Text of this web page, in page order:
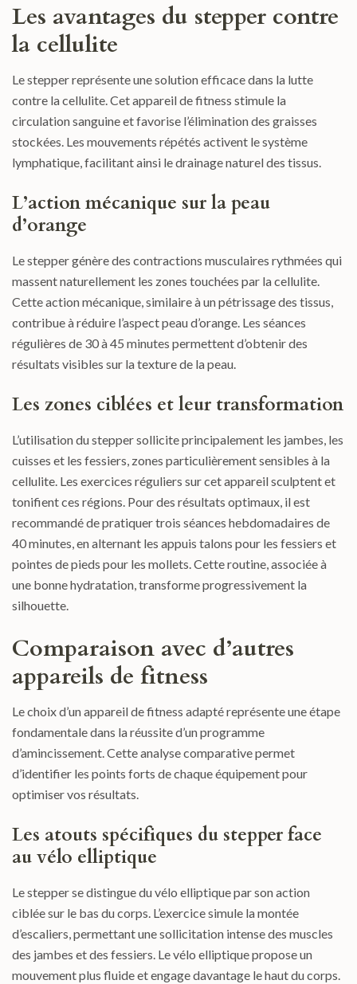
Les avantages du stepper contre
la cellulite
Le stepper représente une solution efficace dans la lutte
contre la cellulite. Cet appareil de fitness stimule la
circulation sanguine et favorise l’élimination des graisses
stockées. Les mouvements répétés activent le système
lymphatique, facilitant ainsi le drainage naturel des tissus.
L’action mécanique sur la peau
d’orange
Le stepper génère des contractions musculaires rythmées qui
massent naturellement les zones touchées par la cellulite.
Cette action mécanique, similaire à un pétrissage des tissus,
contribue à réduire l’aspect peau d’orange. Les séances
régulières de 30 à 45 minutes permettent d’obtenir des
résultats visibles sur la texture de la peau.
Les zones ciblées et leur transformation
L’utilisation du stepper sollicite principalement les jambes, les
cuisses et les fessiers, zones particulièrement sensibles à la
cellulite. Les exercices réguliers sur cet appareil sculptent et
tonifient ces régions. Pour des résultats optimaux, il est
recommandé de pratiquer trois séances hebdomadaires de
40 minutes, en alternant les appuis talons pour les fessiers et
pointes de pieds pour les mollets. Cette routine, associée à
une bonne hydratation, transforme progressivement la
silhouette.
Comparaison avec d’autres
appareils de fitness
Le choix d’un appareil de fitness adapté représente une étape
fondamentale dans la réussite d’un programme
d’amincissement. Cette analyse comparative permet
d’identifier les points forts de chaque équipement pour
optimiser vos résultats.
Les atouts spécifiques du stepper face
au vélo elliptique
Le stepper se distingue du vélo elliptique par son action
ciblée sur le bas du corps. L’exercice simule la montée
d’escaliers, permettant une sollicitation intense des muscles
des jambes et des fessiers. Le vélo elliptique propose un
mouvement plus fluide et engage davantage le haut du corps.